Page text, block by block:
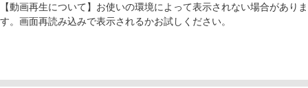
【動画再生について】お使いの環境によって表示されない場合がありま
す。画面再読み込みで表示されるかお試しください。